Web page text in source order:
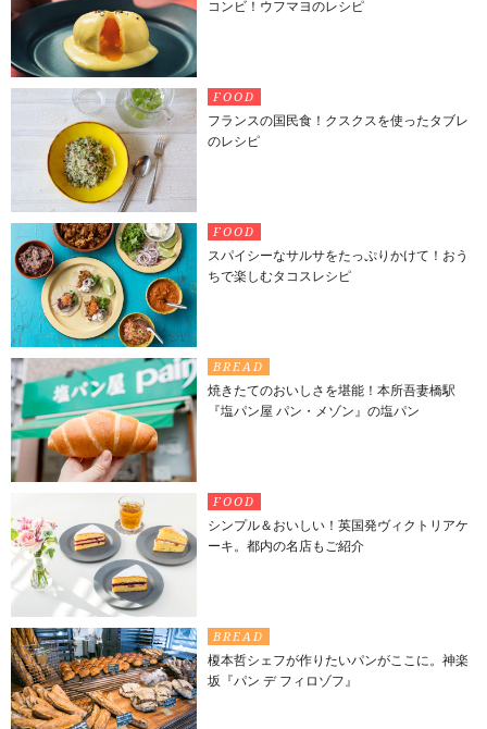
コンビ！ウフマヨのレシピ
FOOD
フランスの国民食！クスクスを使ったタブレ
のレシピ
FOOD
スパイシーなサルサをたっぷりかけて！おう
ちで楽しむタコスレシピ
BREAD
焼きたてのおいしさを堪能！本所吾妻橋駅
『塩パン屋 パン・メゾン』の塩パン
FOOD
シンプル＆おいしい！英国発ヴィクトリアケ
ーキ。都内の名店もご紹介
BREAD
榎本哲シェフが作りたいパンがここに。神楽
坂『パン デ フィロゾフ』